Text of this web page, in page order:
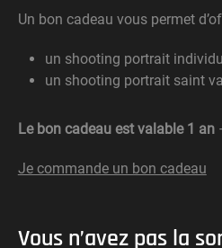
Un bon cadeau vous permet
un shooting portrait
un shooting portrait saint
Le bon cadeau est valable 1 an
Je commande un bon cadeau
Vous n’avez pas la